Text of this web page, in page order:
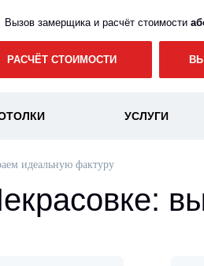
Вызов замерщика и расчёт стоимости
РАСЧЁТ СТОИМОСТИ
УСЛУГИ
идеальную фактуру